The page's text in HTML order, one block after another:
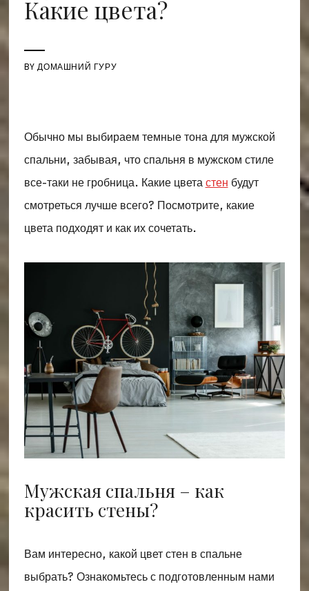
Какие цвета?
BYДОМАШНИЙ ГУРУ
Обычно мы выбираем темные тона для мужской
спальни, забывая, что спальня в мужском стиле
все-таки не гробница. Какие цветастен будут
смотреться лучше всего? Посмотрите, какие
цвета подходят и как их сочетать.
Мужская спальня – как
красить стены?
Вам интересно, какой цвет стен в спальне
выбрать? Ознакомьтесь с подготовленным нами